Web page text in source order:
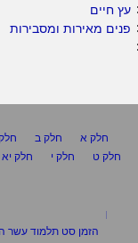
עץ חיים
פנים מאירות ומסבירות
חלק א
חלק ב
חלק ט
חלק י חלק יא
הזמן סט תלמוד עשר